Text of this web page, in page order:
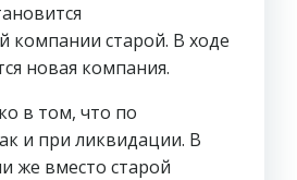
компании старой. В ходе
новая компания.
в том, что по
и при ликвидации. В
же вместо старой